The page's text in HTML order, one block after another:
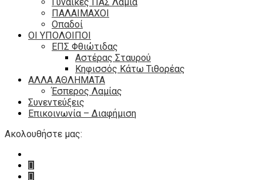
ΠΑΛΑΙΜΑΧΟΙ
Οπαδοί
ΟΙ ΥΠΟΛΟΙΠΟΙ
ΕΠΣ Φθιώτιδας
Αστέρας Σταυρού
Κηφισσός Κάτω Τιθορέας
ΑΛΛΑ ΑΘΛΗΜΑΤΑ
Έσπερος Λαμίας
Συνεντεύξεις
Επικοινωνία – Διαφήμιση
Ακολουθήστε μας: